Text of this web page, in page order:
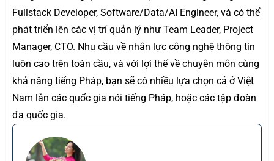
Fullstack Developer, Software/Data/AI Engineer, và có thể
phát triển lên các vị trí quản lý như Team Leader, Project
Manager, CTO. Nhu cầu về nhân lực công nghệ thông tin
luôn cao trên toàn cầu, và với lợi thế về chuyên môn cùng
khả năng tiếng Pháp, bạn sẽ có nhiều lựa chọn cả ở Việt
Nam lẫn các quốc gia nói tiếng Pháp, hoặc các tập đoàn
đa quốc gia.